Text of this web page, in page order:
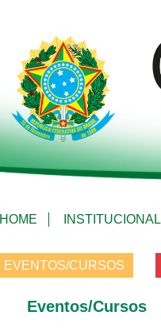
HOME INSTITUCIONAL
EVENTOS/CURSOS
Eventos/Cursos